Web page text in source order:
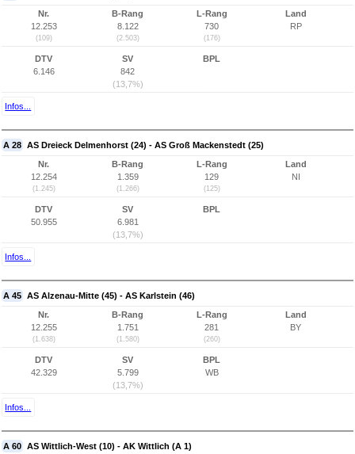
Nr.
12.253
(109)
B-Rang
8.122
(2.503)
L-Rang
730
(176)
Land
RP
DTV
6.146
SV
842
(13,7%)
BPL
Infos...
A 28 AS Dreieck Delmenhorst (24) - AS Groß Mackenstedt (25)
Nr.
12.254
(1.245)
B-Rang
1.359
(1.266)
L-Rang
129
(125)
Land
NI
DTV
50.955
SV
6.981
(13,7%)
BPL
Infos...
A 45 AS Alzenau-Mitte (45) - AS Karlstein (46)
Nr.
12.255
(1.638)
B-Rang
1.751
(1.580)
L-Rang
281
(260)
Land
BY
DTV
42.329
SV
5.799
(13,7%)
BPL
WB
Infos...
A 60 AS Wittlich-West (10) - AK Wittlich (A 1)